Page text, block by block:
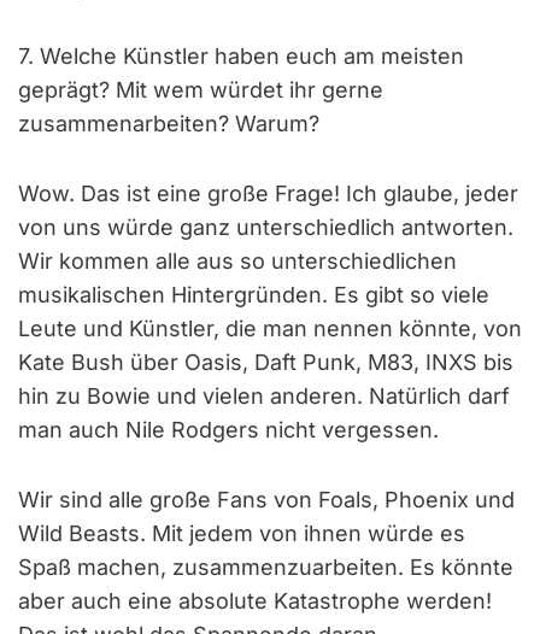
7. Welche Künstler haben euch am meisten
geprägt? Mit wem würdet ihr gerne
zusammenarbeiten? Warum?
Wow. Das ist eine große Frage! Ich glaube, jeder
von uns würde ganz unterschiedlich antworten.
Wir kommen alle aus so unterschiedlichen
musikalischen Hintergründen. Es gibt so viele
Leute und Künstler, die man nennen könnte, von
Kate Bush über Oasis, Daft Punk, M83, INXS bis
hin zu Bowie und vielen anderen. Natürlich darf
man auch Nile Rodgers nicht vergessen.
Wir sind alle große Fans von Foals, Phoenix und
Wild Beasts. Mit jedem von ihnen würde es
Spaß machen, zusammenzuarbeiten. Es könnte
aber auch eine absolute Katastrophe werden!